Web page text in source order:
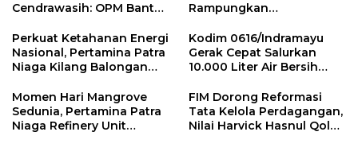
Cendrawasih: OPM Bantai
di Tolikara!
Rampungkan
Lembah Anai dan Malalak
Perkuat Ketahanan Energi
Nasional, Pertamina Patra
Niaga Kilang Balongan
Jetty Propylene
Kodim 0616/Indramayu
Gerak Cepat Salurkan
10.000 Liter Air Bersih
Momen Hari Mangrove
Sedunia, Pertamina Patra
Niaga Refinery Unit
FIM Dorong Reformasi
Tata Kelola Perdagangan,
Nilai Harvick Hasnul Qolbi